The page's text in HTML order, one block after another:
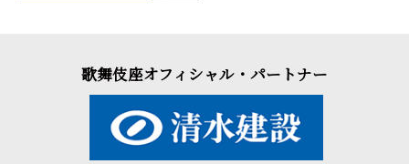
歌舞伎座オフィシャル・パートナー